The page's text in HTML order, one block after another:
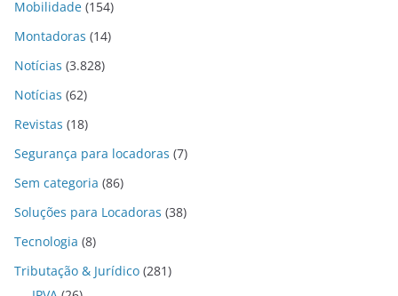
Mobilidade (154)
Montadoras (14)
Notícias (3.828)
Notícias (62)
Revistas (18)
Segurança para locadoras (7)
Sem categoria (86)
Soluções para Locadoras (38)
Tecnologia (8)
Tributação & Jurídico (281)